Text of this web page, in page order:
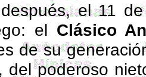
el 11
el Clásico
de su
del poderoso